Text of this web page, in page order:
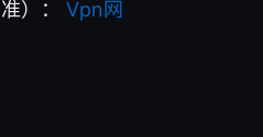
）： Vpn网